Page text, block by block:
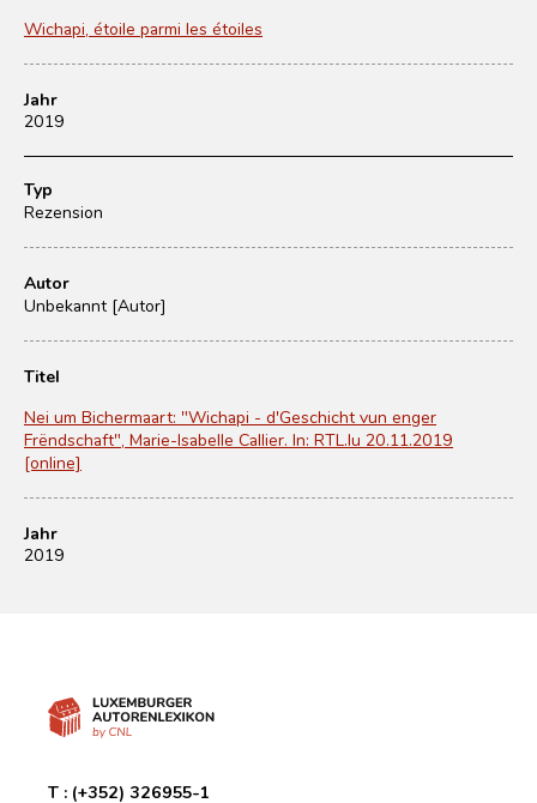
Wichapi, étoile parmi les étoiles
Jahr
2019
Typ
Rezension
Autor
Unbekannt [Autor]
Titel
Nei um Bichermaart: "Wichapi - d'Geschicht vun enger
Frëndschaft", Marie-Isabelle Callier. In: RTL.lu 20.11.2019
[online]
Jahr
2019
T : (+352) 326955-1